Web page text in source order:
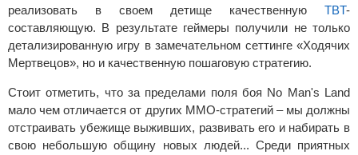
реализовать в своем детище качественную TBT-
составляющую. В результате геймеры получили не только
детализированную игру в замечательном сеттинге «Ходячих
Мертвецов», но и качественную пошаговую стратегию.
Стоит отметить, что за пределами поля боя No Man's Land
мало чем отличается от других MMO-стратегий – мы должны
отстраивать убежище выживших, развивать его и набирать в
свою небольшую общину новых людей... Среди приятных